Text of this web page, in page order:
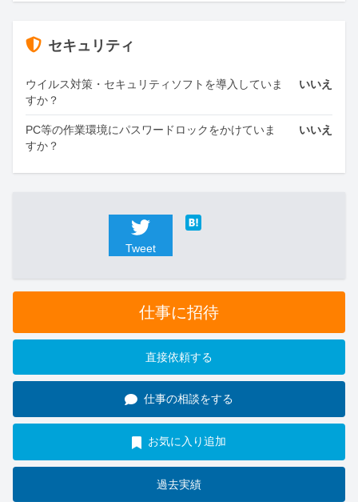
セキュリティ
ウイルス対策・セキュリティソフトを導入していま
すか？
いいえ
PC等の作業環境にパスワードロックをかけていま
すか？
いいえ
Tweet
仕事に招待
直接依頼する
仕事の相談をする
お気に入り追加
過去実績